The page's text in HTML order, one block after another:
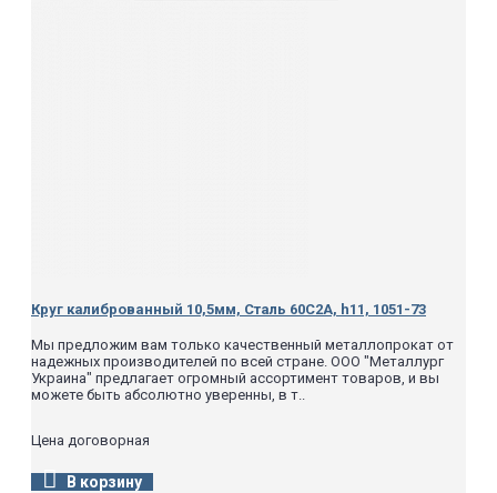
Круг калиброванный 10,5мм, Сталь 60С2А, h11, 1051-73
Мы предложим вам только качественный металлопрокат от
надежных производителей по всей стране. ООО "Металлург
Украина" предлагает огромный ассортимент товаров, и вы
можете быть абсолютно уверенны, в т..
Цена договорная
В корзину